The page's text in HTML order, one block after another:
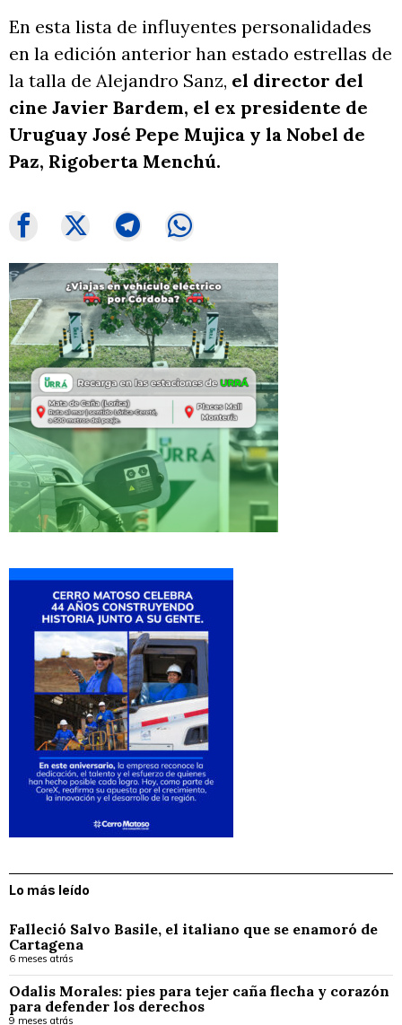
En esta lista de influyentes personalidades
en la edición anterior han estado estrellas de
la talla de Alejandro Sanz, el director del
cine Javier Bardem, el ex presidente de
Uruguay José Pepe Mujica y la Nobel de
Paz, Rigoberta Menchú.
Lo más leído
Falleció Salvo Basile, el italiano que se enamoró de
Cartagena
6 meses atrás
Odalis Morales: pies para tejer caña flecha y corazón
para defender los derechos
9 meses atrás